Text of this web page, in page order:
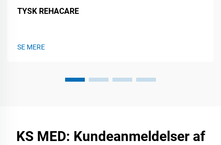
TYSK REHACARE
SE MERE
KS MED: Kundeanmeldelser af